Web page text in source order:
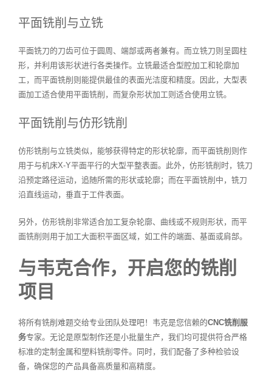
平面铣削与立铣
平面铣刀的刀齿可位于圆周、端部或两者兼有。而立铣刀则呈圆柱
形，并利用该形状进行各类操作。立铣最适合型腔加工和轮廓加
工，而平面铣削则能提供最佳的表面光洁度和精度。因此，大型表
面加工适合使用平面铣削，而复杂形状加工则适合使用立铣。
平面铣削与仿形铣削
仿形铣削与立铣类似，能够获得特定的形状轮廓，而平面铣削则作
用于与机床X-Y平面平行的大型平整表面。此外，仿形铣削时，铣刀
沿预定路径运动，追随所需的形状或轮廓；而在平面铣削中，铣刀
沿直线运动，垂直于工件表面。
另外，仿形铣削非常适合加工复杂轮廓、曲线或不规则形状，而平
面铣削则用于加工大面积平面区域，如工件的端面、基面或肩部。
与韦克合作，开启您的铣削
项目
将所有铣削难题交给专业团队处理吧！韦克是您信赖的CNC铣削服
务专家。无论是原型制作还是小批量生产，我们均可提供符合严格
标准的定制金属和塑料铣削零件。同时，我们配备了多种检验设
备，确保您的产品具备高质量和高精度。